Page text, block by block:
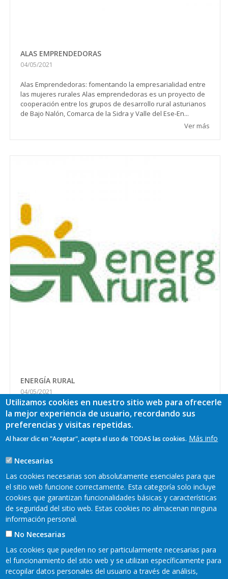
ALAS EMPRENDEDORAS
04/05/2021
Alas Emprendedoras: fomentando la empresarialidad entre
las mujeres rurales Alas emprendedoras es un proyecto de
cooperación entre los grupos de desarrollo rural asturianos
de Bajo Nalón, Comarca de la Sidra y Valle del Ese-En...
Ver más
ENERGÍA RURAL
04/05/2021
Energía Rural La iniciativa “Energía Rural” promueve el
conocimiento sobre las posibilidades de futuro de las
energías limpias, siendo impulsada por siete Grupos de
Desarrollo Rural asturianos: Adicap, Alto Nalón, Bajo Nalón, ...
Más
Utilizamos cookies en nuestro sitio web para ofrecerle
la mejor experiencia de usuario, recordando sus
preferencias y visitas repetidas.
Al hacer clic en "Aceptar", acepta el uso de TODAS las cookies. Más info
Necesarias
Las cookies necesarias son absolutamente esenciales para que
el sitio web funcione correctamente. Esta categoría solo incluye
cookies que garantizan funcionalidades básicas y características
de seguridad del sitio web. Estas cookies no almacenan ninguna
información personal.
No Necesarias
Las cookies que pueden no ser particularmente necesarias para
el funcionamiento del sitio web y se utilizan específicamente para
recopilar datos personales del usuario a través de análisis,